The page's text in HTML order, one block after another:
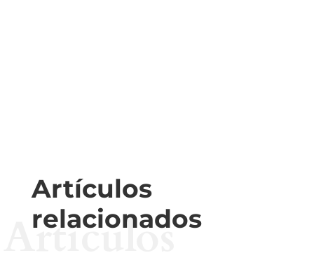
Artículos
relacionados
Artículos